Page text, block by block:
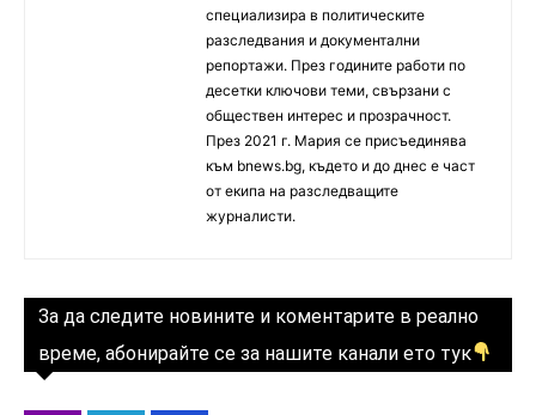
специализира в политическите
разследвания и документални
репортажи. През годините работи по
десетки ключови теми, свързани с
обществен интерес и прозрачност.
През 2021 г. Мария се присъединява
към bnews.bg, където и до днес е част
от екипа на разследващите
журналисти.
За да следите новините и коментарите в реално
време, абонирайте се за нашите канали ето тук